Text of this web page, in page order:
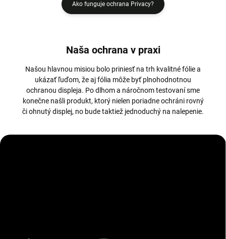
Ako funguje ochrana Privacy?
Naša ochrana v praxi
Našou hlavnou misiou bolo priniesť na trh kvalitné fólie a
ukázať ľuďom, že aj fólia môže byť plnohodnotnou
ochranou displeja. Po dlhom a náročnom testovaní sme
konečne našli produkt, ktorý nielen poriadne ochráni rovný
či ohnutý displej, no bude taktiež jednoduchý na nalepenie.